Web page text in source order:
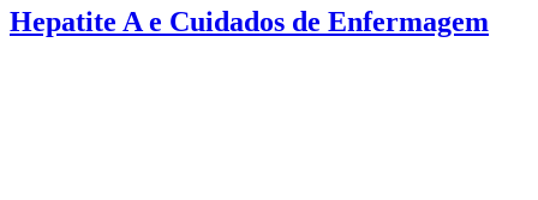
Hepatite A e Cuidados de Enfermagem